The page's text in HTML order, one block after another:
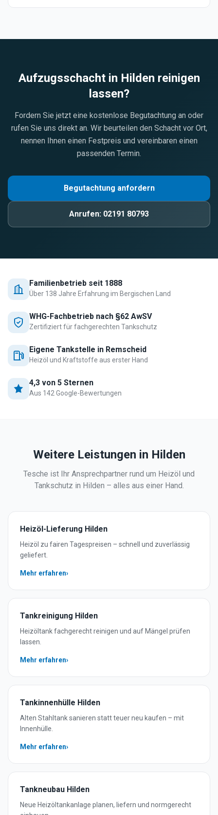
Aufzugsschacht in Hilden reinigen
lassen?
Fordern Sie jetzt eine kostenlose Begutachtung an oder
rufen Sie uns direkt an. Wir beurteilen den Schacht vor Ort,
nennen Ihnen einen Festpreis und vereinbaren einen
passenden Termin.
Begutachtung anfordern
Anrufen: 02191 80793
Familienbetrieb seit 1888
Über 138 Jahre Erfahrung im Bergischen Land
WHG-Fachbetrieb nach §62 AwSV
Zertifiziert für fachgerechten Tankschutz
Eigene Tankstelle in Remscheid
Heizöl und Kraftstoffe aus erster Hand
4,3 von 5 Sternen
Aus 142 Google-Bewertungen
Weitere Leistungen in Hilden
Tesche ist Ihr Ansprechpartner rund um Heizöl und
Tankschutz in Hilden – alles aus einer Hand.
Heizöl-Lieferung Hilden
Heizöl zu fairen Tagespreisen – schnell und zuverlässig
geliefert.
Mehr erfahren›
Tankreinigung Hilden
Heizöltank fachgerecht reinigen und auf Mängel prüfen
lassen.
Mehr erfahren›
Tankinnenhülle Hilden
Alten Stahltank sanieren statt teuer neu kaufen – mit
Innenhülle.
Mehr erfahren›
Tankneubau Hilden
Neue Heizöltankanlage planen, liefern und normgerecht